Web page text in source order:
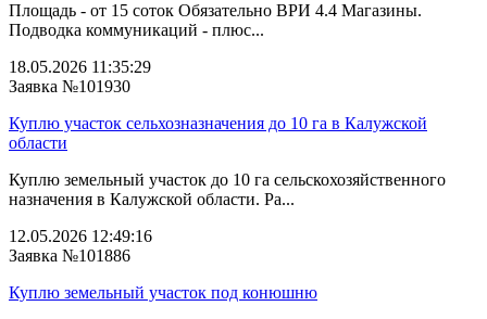
Площадь - от 15 соток Обязательно ВРИ 4.4 Магазины.
Подводка коммуникаций - плюс...
18.05.2026 11:35:29
Заявка №101930
Куплю участок сельхозназначения до 10 га в Калужской
области
Куплю земельный участок до 10 га сельскохозяйственного
назначения в Калужской области. Ра...
12.05.2026 12:49:16
Заявка №101886
Куплю земельный участок под конюшню